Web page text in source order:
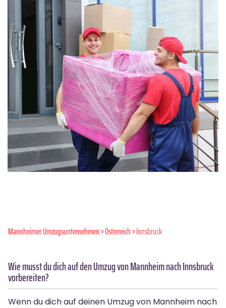
Mannheimer Umzugsunternehmen»Österreich» Innsbruck
Wie musst du dich auf den Umzug von Mannheim nach Innsbruck
vorbereiten?
Wenn du dich auf deinen Umzug von Mannheim nach